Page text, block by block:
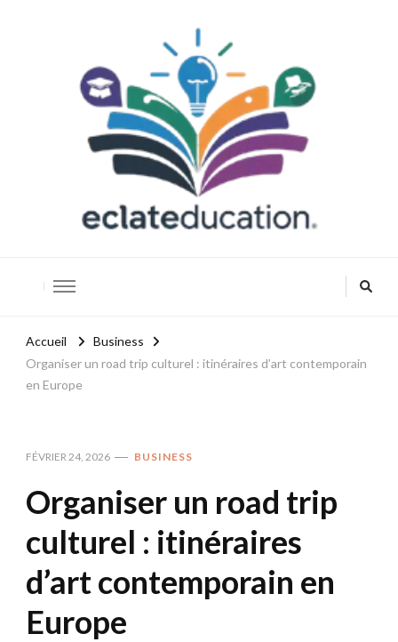
Accueil
Business
Organiser un road trip culturel : itinéraires d’art contemporain
en Europe
FÉVRIER 24, 2026 BUSINESS
Organiser un road trip
culturel : itinéraires
d’art contemporain en
Europe